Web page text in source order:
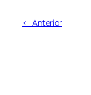
← Anterior